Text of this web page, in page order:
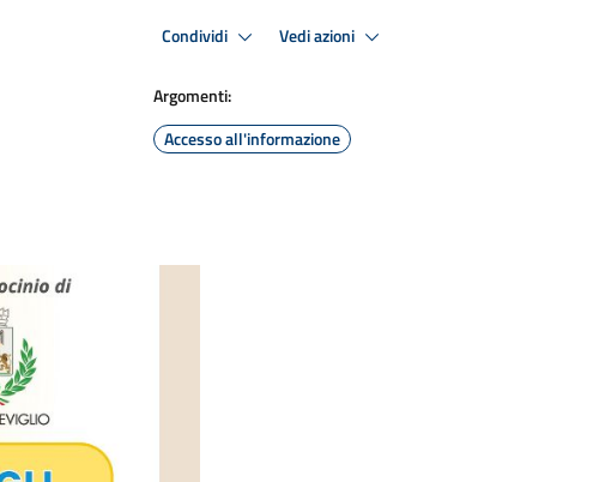
Condividi Vedi azioni
Argomenti:
Accesso all'informazione